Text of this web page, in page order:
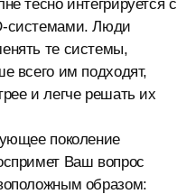
тесно интегрируется с
системами. Люди
те системы,
всего им подходят,
и легче решать их
поколение
Ваш вопрос
образом: